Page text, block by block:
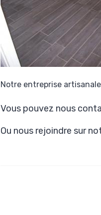
Notre entreprise
Vous pouvez nous
Ou nous rejoindre sur